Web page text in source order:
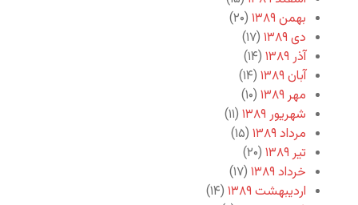
بهمن ۱۳۸۹
(۲۰)
دی ۱۳۸۹
(۱۷)
آذر ۱۳۸۹
(۱۴)
آبان ۱۳۸۹
(۱۴)
مهر ۱۳۸۹
(۱۰)
شهریور ۱۳۸۹
(۱۱)
مرداد ۱۳۸۹
(۱۵)
تیر ۱۳۸۹
(۲۰)
خرداد ۱۳۸۹
(۱۷)
اردیبهشت ۱۳۸۹
(۱۴)